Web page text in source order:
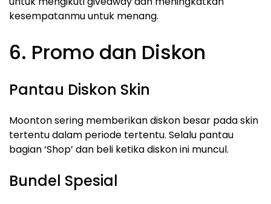
kesempatanmu untuk menang.
6. Promo dan Diskon
Pantau Diskon Skin
Moonton sering memberikan diskon besar pada skin
tertentu dalam periode tertentu. Selalu pantau
bagian ‘Shop’ dan beli ketika diskon ini muncul.
Bundel Spesial